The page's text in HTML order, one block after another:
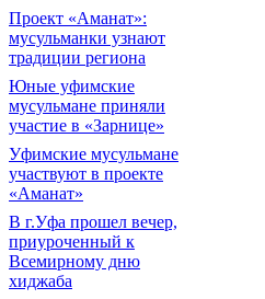
Проект «Аманат»:
мусульманки узнают
традиции региона
Юные уфимские
мусульмане приняли
участие в «Зарнице»
Уфимские мусульмане
участвуют в проекте
«Аманат»
В г.Уфа прошел вечер,
приуроченный к
Всемирному дню
хиджаба